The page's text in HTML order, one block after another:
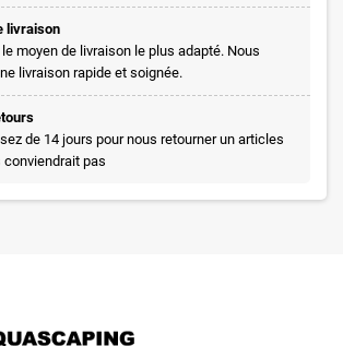
livraison
moyen de livraison le plus adapté. Nous
livraison rapide et soignée.
de 14 jours pour nous retourner un articles
conviendrait pas